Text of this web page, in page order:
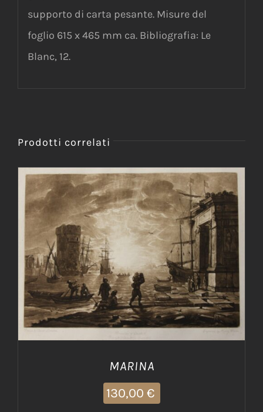
supporto di carta pesante. Misure del
foglio 615 x 465 mm ca. Bibliografia: Le
Blanc, 12.
Prodotti correlati
AGGIUNGI AL CARRELLO DETTAGLI
MARINA
130,00 €